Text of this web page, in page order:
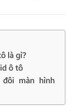
là gì?
ô tô
màn hình